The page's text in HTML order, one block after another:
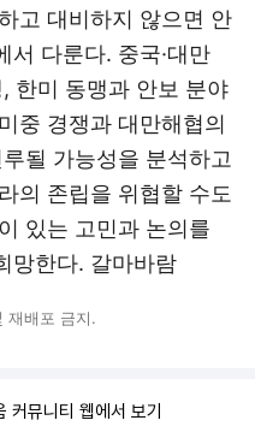
고 대비하지 않으면 안
서 다룬다. 중국·대만
한미 동맹과 안보 분야
중 경쟁과 대만해협의
될 가능성을 분석하고
의 존립을 위협할 수도
있는 고민과 논의를
망한다. 갈마바람
배포 금지.
커뮤니티 웹에서 보기